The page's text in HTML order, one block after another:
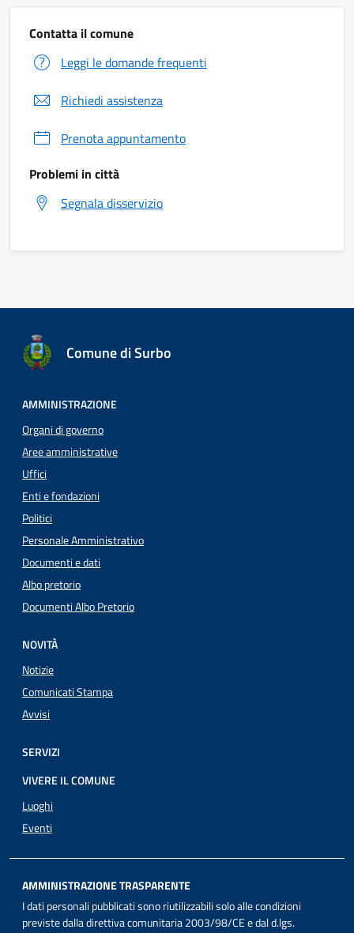
Contatta il comune
Leggi le domande frequenti
Richiedi assistenza
Prenota appuntamento
Problemi in città
Segnala disservizio
Comune di Surbo
AMMINISTRAZIONE
Organi di governo
Aree amministrative
Uffici
Enti e fondazioni
Politici
Personale Amministrativo
Documenti e dati
Albo pretorio
Documenti Albo Pretorio
NOVITÀ
Notizie
Comunicati Stampa
Avvisi
SERVIZI
VIVERE IL COMUNE
Luoghi
Eventi
AMMINISTRAZIONE TRASPARENTE
I dati personali pubblicati sono riutilizzabili solo alle condizioni
previste dalla direttiva comunitaria 2003/98/CE e dal d.lgs.